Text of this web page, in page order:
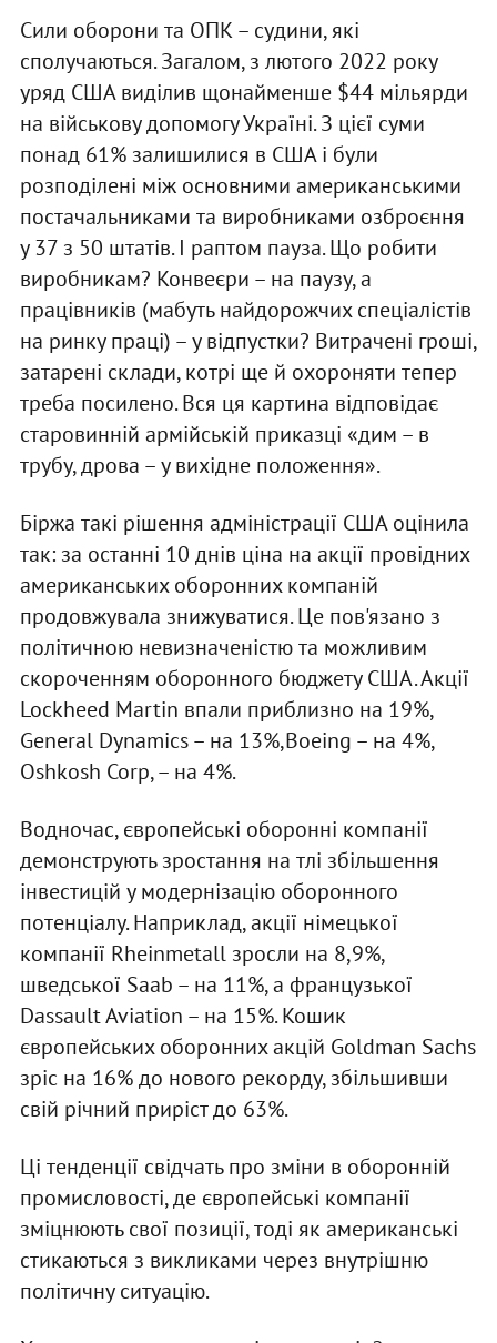
Сили оборони та ОПК – судини, які
сполучаються. Загалом, з лютого 2022 року
уряд США виділив щонайменше $44 мільярди
на військову допомогу Україні. З цієї суми
понад 61% залишилися в США і були
розподілені між основними американськими
постачальниками та виробниками озброєння
у 37 з 50 штатів. І раптом пауза. Що робити
виробникам? Конвеєри – на паузу, а
працівників (мабуть найдорожчих спеціалістів
на ринку праці) – у відпустки? Витрачені гроші,
затарені склади, котрі ще й охороняти тепер
треба посилено. Вся ця картина відповідає
старовинній армійській приказці «дим – в
трубу, дрова – у вихідне положення».
Біржа такі рішення адміністрації США оцінила
так: за останні 10 днів ціна на акції провідних
американських оборонних компаній
продовжувала знижуватися. Це пов'язано з
політичною невизначеністю та можливим
скороченням оборонного бюджету США. Акції
Lockheed Martin впали приблизно на 19%,
General Dynamics – на 13%,Boeing – на 4%,
Oshkosh Corp, – на 4%.
Водночас, європейські оборонні компанії
демонструють зростання на тлі збільшення
інвестицій у модернізацію оборонного
потенціалу. Наприклад, акції німецької
компанії Rheinmetall зросли на 8,9%,
шведської Saab – на 11%, а французької
Dassault Aviation – на 15%. Кошик
європейських оборонних акцій Goldman Sachs
зріс на 16% до нового рекорду, збільшивши
свій річний приріст до 63%.
Ці тенденції свідчать про зміни в оборонній
промисловості, де європейські компанії
зміцнюють свої позиції, тоді як американські
стикаються з викликами через внутрішню
політичну ситуацію.